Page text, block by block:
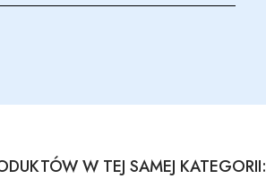
W TEJ SAMEJ KATEGORII: